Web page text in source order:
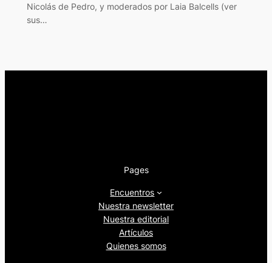
Nicolás de Pedro, y moderados por Laia Balcells (ver
sus…
Pages
Encuentros
Nuestra newsletter
Nuestra editorial
Artículos
Quienes somos